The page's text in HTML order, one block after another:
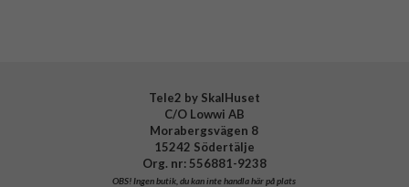
Tele2 by SkalHuset
C/O Lowwi AB
Morabergsvägen 8
15242 Södertälje
Org. nr: 556881-9238
OBS!Ingen butik, du kan inte handla här på plats